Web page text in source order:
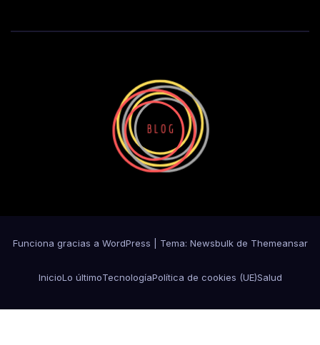
Funciona gracias a WordPress Tema: Newsbulkde Themeansar
InicioLo últimoTecnologíaPolítica de cookies (UE)Salud